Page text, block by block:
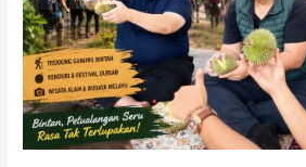
ke
Bintan,
Ada
Festival
Durian
hingga
Peserta